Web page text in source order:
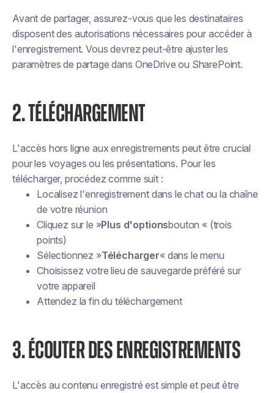
Avant de partager, assurez-vous que les destinataires
disposent des autorisations nécessaires pour accéder à
l'enregistrement. Vous devrez peut-être ajuster les
paramètres de partage dans OneDrive ou SharePoint.
2. TÉLÉCHARGEMENT
L'accès hors ligne aux enregistrements peut être crucial
pour les voyages ou les présentations. Pour les
télécharger, procédez comme suit :
Localisez l'enregistrement dans le chat ou la chaîne
de votre réunion
Cliquez sur le »Plus d'optionsbouton « (trois
points)
Sélectionnez »Télécharger« dans le menu
Choisissez votre lieu de sauvegarde préféré sur
votre appareil
Attendez la fin du téléchargement
3. ÉCOUTER DES ENREGISTREMENTS
L'accès au contenu enregistré est simple et peut être